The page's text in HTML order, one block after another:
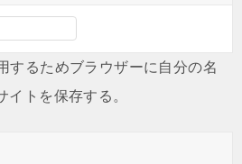
するためブラウザーに自分の名
トを保存する。